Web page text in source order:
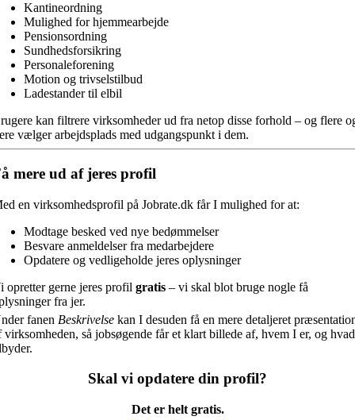
Kantineordning
Mulighed for hjemmearbejde
Pensionsordning
Sundhedsforsikring
Personaleforening
Motion og trivselstilbud
Ladestander til elbil
kan filtrere virksomheder ud fra netop disse forhold – og flere
vælger arbejdsplads med udgangspunkt i dem.
mere ud af jeres profil
en virksomhedsprofil på Jobrate.dk får I mulighed for at:
Modtage besked ved nye bedømmelser
Besvare anmeldelser fra medarbejdere
Opdatere og vedligeholde jeres oplysninger
opretter gerne jeres profilgratis – vi skal blot bruge nogle få
fra jer.
fanen Beskrivelse kan I desuden få en mere detaljeret
virksomheden, så jobsøgende får et klart billede af, hvem I er, og
Skal vi opdatere din profil?
Det er helt gratis.